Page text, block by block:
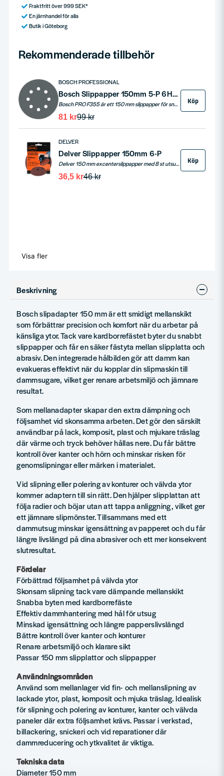
Fraktfritt över 999 SEK*
En järnhandel för alla
Butik i Göteborg
Rekommenderade tillbehör
BOSCH PROFESSIONAL
Bosch Slippapper 150mm 5-P 6H Stenslippapper
Bosch PRO F355 är ett 150 mm slippapper för snabb och jämn slipning av hårda ytor. Kiselkarbidkorn ger hög avverkning och fin finish på trä, hårt trä, spån och byggskivor samt metall. Passar alla excenterslipar med kardborre oavsett hålbild och levereras i 5 pack. Ett hållbart val för målare och proffs som vill öka produktiviteten och få ett snyggt resultat på kortare tid.
99 kr
81 kr
Köp
DELVER
Delver Slippapper 150mm 6-P
Delver 150 mm excenterslippapper med 8 st utsugshål för effektiv dammuppsugning. Slippappret sliper alla slags träslag, trä med färg, spånskivor, byggskivor samt metall.
46 kr
36,5 kr
Köp
Visa fler
Beskrivning
Bosch slipadapter 150 mm är ett smidigt mellanskikt
som förbättrar precision och komfort när du arbetar på
känsliga ytor. Tack vare kardborrefästet byter du snabbt
slippapper och får en säker fästyta mellan slipplatta och
abrasiv. Den integrerade hålbilden gör att damm kan
evakueras effektivt när du kopplar din slipmaskin till
dammsugare, vilket ger renare arbetsmiljö och jämnare
resultat.
Som mellanadapter skapar den extra dämpning och
följsamhet vid skonsamma arbeten. Det gör den särskilt
användbar på lack, komposit, plast och mjukare träslag
där värme och tryck behöver hållas nere. Du får bättre
kontroll över kanter och hörn och minskar risken för
genomslipningar eller märken i materialet.
Vid slipning eller polering av konturer och välvda ytor
kommer adaptern till sin rätt. Den hjälper slipplattan att
följa radier och böjar utan att tappa anliggning, vilket ger
ett jämnare slipmönster. Tillsammans med ett
dammutsug minskar igensättning av papperet och du får
längre livslängd på dina abrasiver och ett mer konsekvent
slutresultat.
Fördelar
Förbättrad följsamhet på välvda ytor
Skonsam slipning tack vare dämpande mellanskikt
Snabba byten med kardborrefäste
Effektiv dammhantering med hål för utsug
Minskad igensättning och längre papperslivslängd
Bättre kontroll över kanter och konturer
Renare arbetsmiljö och klarare sikt
Passar 150 mm slipplattor och slippapper
Användningsområden
Använd som mellanlager vid fin- och mellanslipning av
lackade ytor, plast, komposit och mjuka träslag. Idealisk
för slipning och polering av konturer, kanter och välvda
paneler där extra följsamhet krävs. Passar i verkstad,
billackering, snickeri och vid reparationer där
dammreducering och ytkvalitet är viktiga.
Tekniska data
Diameter 150 mm